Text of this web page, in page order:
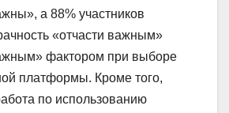
а 88% участников
«отчасти важным»
фактором при выборе
платформы. Кроме того,
по использованию